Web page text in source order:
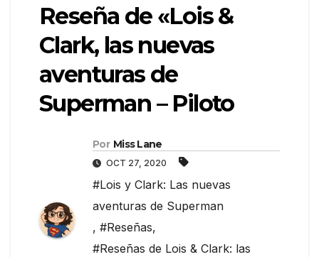
Reseña de «Lois &
Clark, las nuevas
aventuras de
Superman – Piloto
Por Miss Lane
OCT 27, 2020
#Lois y Clark: Las nuevas
aventuras de Superman
, #Reseñas,
#Reseñas de Lois & Clark: las